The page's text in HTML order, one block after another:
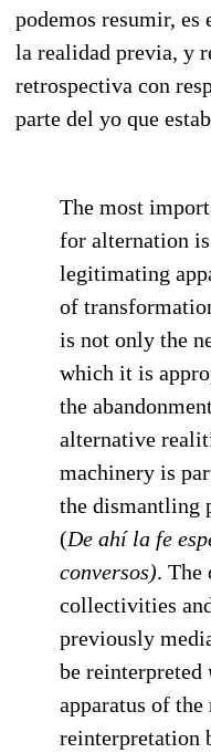
podemos resumir,
la realidad previa, y
retrospectiva con
parte del yo que
The most
for alternation
legitimating
of
is not only the
which it is
the
alternative
machinery is
the dismantling
(De ahí la fe
conversos). The
collectivities
previously
be reinterpreted
apparatus of
reinterpretation